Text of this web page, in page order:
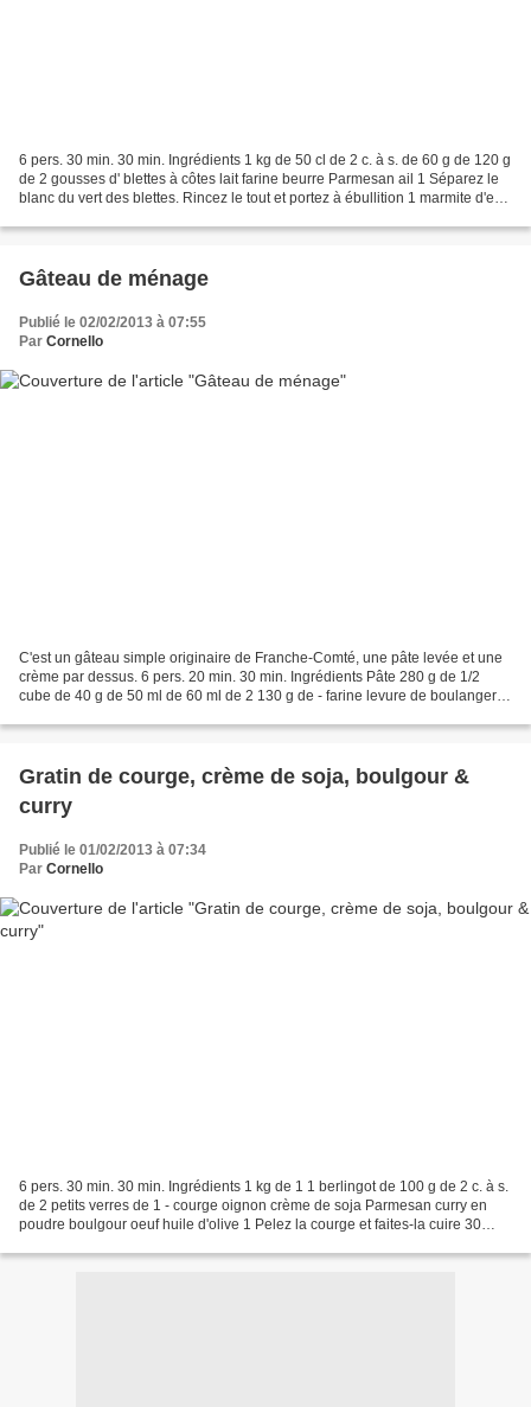
6 pers. 30 min. 30 min. Ingrédients 1 kg de 50 cl de 2 c. à s. de 60 g de 120 g
de 2 gousses d' blettes à côtes lait farine beurre Parmesan ail 1 Séparez le
blanc du vert des blettes. Rincez le tout et portez à ébullition 1 marmite d'eau
Gâteau de ménage
Publié le 02/02/2013 à 07:55
Par Cornello
C'est un gâteau simple originaire de Franche-Comté, une pâte levée et une
crème par dessus. 6 pers. 20 min. 30 min. Ingrédients Pâte 280 g de 1/2
cube de 40 g de 50 ml de 60 ml de 2 130 g de - farine levure de boulanger
Gratin de courge, crème de soja, boulgour &
curry
Publié le 01/02/2013 à 07:34
Par Cornello
6 pers. 30 min. 30 min. Ingrédients 1 kg de 1 1 berlingot de 100 g de 2 c. à s.
de 2 petits verres de 1 - courge oignon crème de soja Parmesan curry en
poudre boulgour oeuf huile d'olive 1 Pelez la courge et faites-la cuire 30